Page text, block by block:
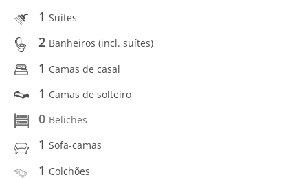
1 Suítes
2 Banheiros (incl. suítes)
1 Camas de casal
1 Camas de solteiro
0 Beliches
1 Sofa-camas
1 Colchões